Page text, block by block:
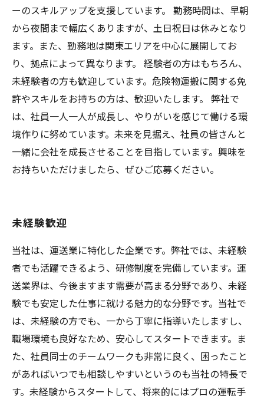
ーのスキルアップを支援しています。 勤務時間は、早朝
から夜間まで幅広くありますが、土日祝日は休みとなり
ます。また、勤務地は関東エリアを中心に展開してお
り、拠点によって異なります。 経験者の方はもちろん、
未経験者の方も歓迎しています。危険物運搬に関する免
許やスキルをお持ちの方は、歓迎いたします。 弊社で
は、社員一人一人が成長し、やりがいを感じて働ける環
境作りに努めています。未来を見据え、社員の皆さんと
一緒に会社を成長させることを目指しています。興味を
お持ちいただけましたら、ぜひご応募ください。
未経験歓迎
当社は、運送業に特化した企業です。弊社では、未経験
者でも活躍できるよう、研修制度を完備しています。運
送業界は、今後ますます需要が高まる分野であり、未経
験でも安定した仕事に就ける魅力的な分野です。当社で
は、未経験の方でも、一から丁寧に指導いたしますし、
職場環境も良好なため、安心してスタートできます。ま
た、社員同士のチームワークも非常に良く、困ったこと
があればいつでも相談しやすいというのも当社の特長で
す。未経験からスタートして、将来的にはプロの運転手